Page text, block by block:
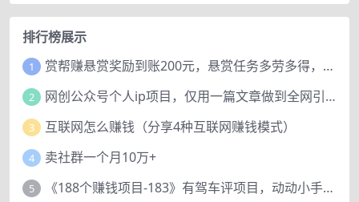
排行榜展示
1 赏帮赚悬赏奖励到账200元，悬赏任务多劳多得，人人可做。
2 网创公众号个人ip项目，仅用一篇文章做到全网引流！
3 互联网怎么赚钱（分享4种互联网赚钱模式）
4 卖社群一个月10万+
5 《188个赚钱项目-183》有驾车评项目，动动小手，复制粘贴赚44元！